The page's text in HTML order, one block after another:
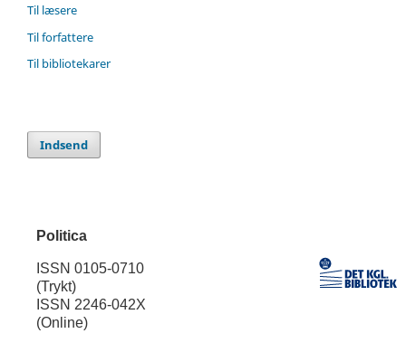
Til læsere
Til forfattere
Til bibliotekarer
Indsend
Politica
ISSN 0105-0710
(Trykt)
ISSN 2246-042X
(Online)